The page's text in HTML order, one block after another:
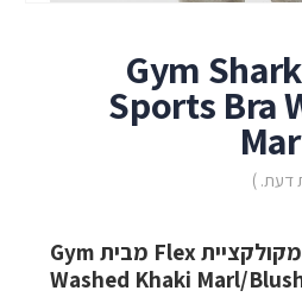
Gym
Sports Bra
דעת. )
גוזיית ספורט סטרפי מקולקציית Flex מבית Gym